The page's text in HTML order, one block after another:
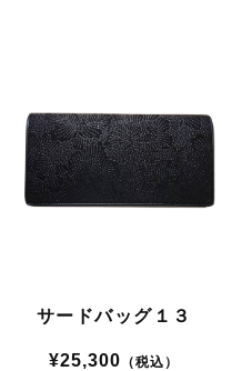
サードバッグ１３
¥25,300 （税込）